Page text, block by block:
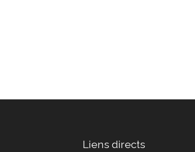
Liens directs